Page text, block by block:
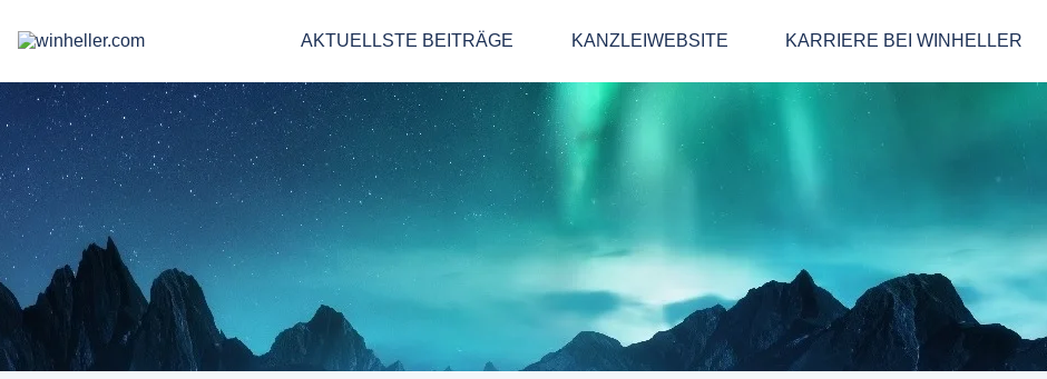
AKTUELLSTE BEITRÄGE KANZLEIWEBSITE KARRIERE BEI WINHELLER